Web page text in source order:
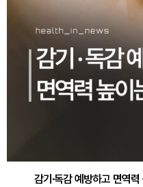
감기·독감 예방하고 면역